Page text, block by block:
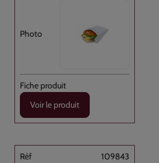
Voir le produit
109843